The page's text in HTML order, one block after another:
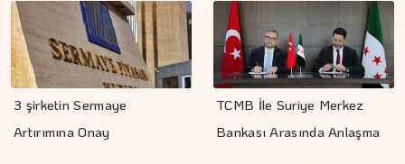
3 şirketin Sermaye
Artırımına Onay
TCMB İle Suriye Merkez
Bankası Arasında Anlaşma